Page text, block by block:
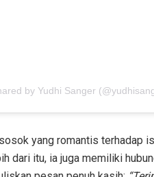
by Yudhi Sanger
yang romantis terhadap
dari itu, ia juga memiliki